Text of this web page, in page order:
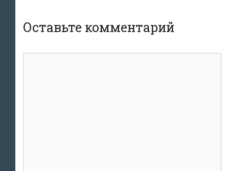
Оставьте комментарий